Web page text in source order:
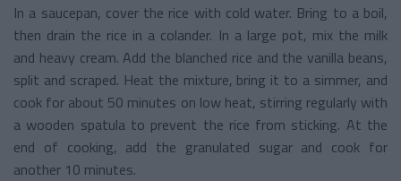
In a saucepan, cover the rice with cold water. Bring to a boil,
then drain the rice in a colander. In a large pot, mix the milk
and heavy cream. Add the blanched rice and the vanilla beans,
split and scraped. Heat the mixture, bring it to a simmer, and
cook for about 50 minutes on low heat, stirring regularly with
a wooden spatula to prevent the rice from sticking. At the
end of cooking, add the granulated sugar and cook for
another 10 minutes.